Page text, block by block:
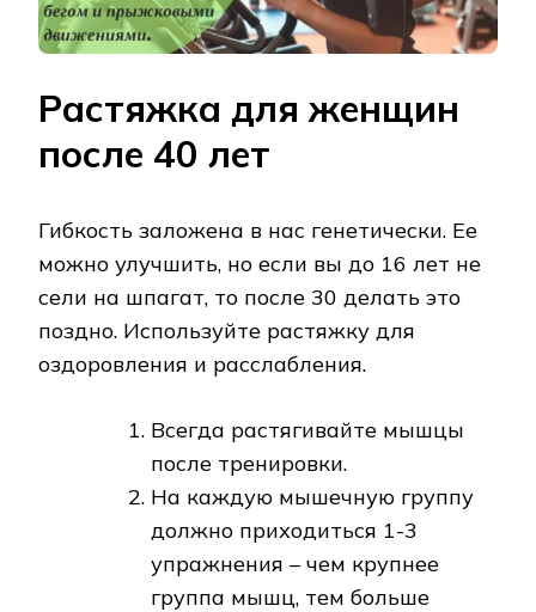
Растяжка для женщин
после 40 лет
Гибкость заложена в нас генетически. Ее
можно улучшить, но если вы до 16 лет не
сели на шпагат, то после 30 делать это
поздно. Используйте растяжку для
оздоровления и расслабления.
Всегда растягивайте мышцы
после тренировки.
На каждую мышечную группу
должно приходиться 1-3
упражнения – чем крупнее
группа мышц, тем больше